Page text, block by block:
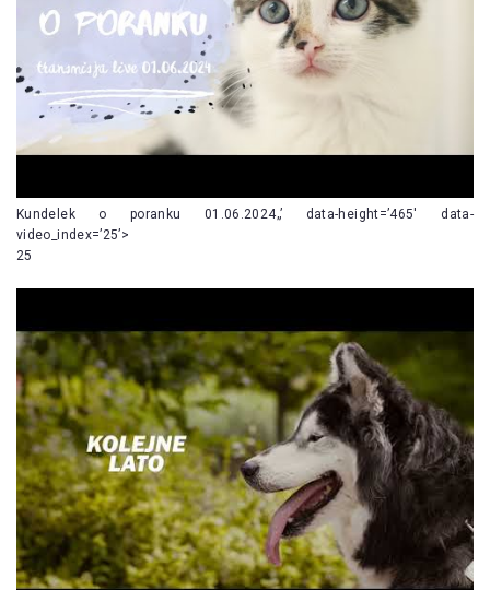
Kundelek o poranku 01.06.2024„’ data-height=’465′ data-
video_index=’25’>
25